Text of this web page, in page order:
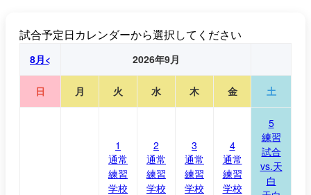
試合予定日カレンダーから選択してください
8月< 2026年9月
日 月 火 水 木 金 土
1
通常
練習
学校
2
通常
練習
学校
3
通常
練習
学校
4
通常
練習
学校
5
練習
試合
vs.天
白